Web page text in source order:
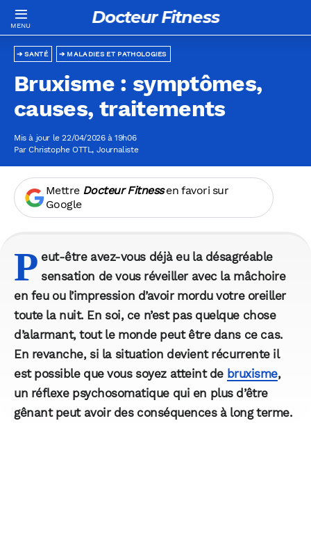
Docteur Fitness
MALADIES ET PATHOLOGIES
SANTÉ
Bruxisme : symptômes,
causes, traitements
Mis à jour le 22/04/2026 à 19h06
ParChristophe OTTL, Journaliste
Mettre Docteur Fitnessen favori sur
Google
P eut-être avez-vous déjà eu la désagréable
sensation de vous réveiller avec la mâchoire
en feu ou l’impression d’avoir mordu votre oreiller
toute la nuit. En soi, ce n’est pas quelque chose
d’alarmant, tout le monde peut être dans ce cas.
En revanche, si la situation devient récurrente il
est possible que vous soyez atteint de bruxisme,
un réflexe psychosomatique qui en plus d’être
gênant peut avoir des conséquences à long terme.